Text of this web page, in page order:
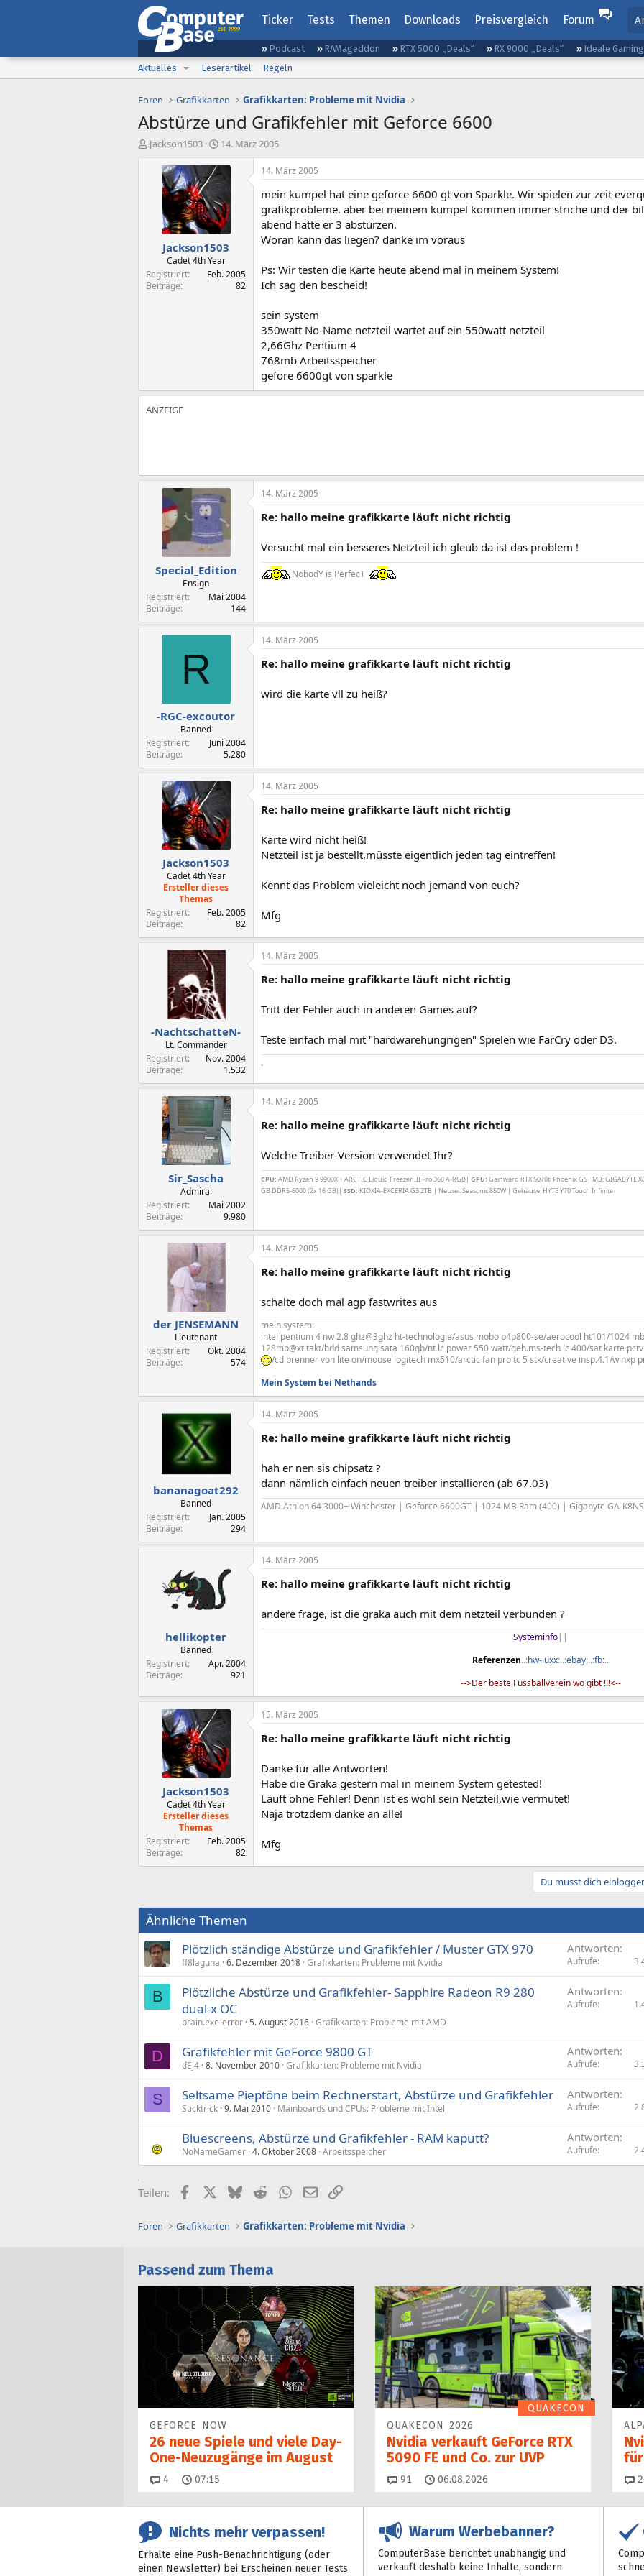
Ticker Tests Themen Downloads Preisvergleich Forum
Podcast RAMageddon RTX 5000 „Deals“ RX 9000 „Deals“ Ideale
Aktuelles
Leserartikel Regeln
Foren Grafikkarten Grafikkarten: Probleme mit Nvidia
Abstürze und Grafikfehler mit Geforce 6600
E
Jackson1503
E
s
t
e
l
l
t
a
m
14. März 2005
Jackson1503
Cadet 4th Year
Registriert
Feb. 2005
Beiträge
82
14. März 2005
mein kumpel hat eine geforce 6600 gt von Sparkle. Wir spielen zur zeit
grafikprobleme. aber bei meinem kumpel kommen immer striche und der
abend hatte er 3 abstürzen.
Woran kann das liegen? danke im voraus
Ps: Wir testen die Karte heute abend mal in meinem System!
Ich sag den bescheid!
sein system
350watt No-Name netzteil wartet auf ein 550watt netzteil
2,66Ghz Pentium 4
768mb Arbeitsspeicher
gefore 6600gt von sparkle
Special_Edition
Ensign
Registriert
Mai 2004
Beiträge
144
14. März 2005
Re: hallo meine grafikkarte läuft nicht richtig
Versucht mal ein besseres Netzteil ich gleub da ist das problem !
NobodY is PerfecT
R
-RGC-excoutor
Banned
Registriert
Juni 2004
Beiträge
5.280
14. März 2005
Re: hallo meine grafikkarte läuft nicht richtig
wird die karte vll zu heiß?
Jackson1503
Cadet 4th Year
Ersteller dieses
Themas
Registriert
Feb. 2005
Beiträge
82
14. März 2005
Re: hallo meine grafikkarte läuft nicht richtig
Karte wird nicht heiß!
Netzteil ist ja bestellt,müsste eigentlich jeden tag eintreffen!
Kennt das Problem vieleicht noch jemand von euch?
Mfg
-NachtschatteN-
Lt. Commander
Registriert
Nov. 2004
Beiträge
1.532
14. März 2005
Re: hallo meine grafikkarte läuft nicht richtig
Tritt der Fehler auch in anderen Games auf?
Teste einfach mal mit "hardwarehungrigen" Spielen wie FarCry oder D3.
.
Sir_Sascha
Admiral
Registriert
Mai 2002
Beiträge
9.980
14. März 2005
Re: hallo meine grafikkarte läuft nicht richtig
Welche Treiber-Version verwendet Ihr?
CPU: AMD Ryzan 9 9900X + ARCTIC Liquid Freezer III Pro 360 A-RGB| GPU: Gainward RTX 5070ti Phoenix GS| MB: GIGABYTE
GB DDR5-6000 (2x 16 GB)| SSD: KIOXIA-EXCERIA G3 2TB | Netztei: Seasonic 850W | Gehäuse: HYTE Y70 Touch Infinite
der JENSEMANN
Lieutenant
Registriert
Okt. 2004
Beiträge
574
14. März 2005
Re: hallo meine grafikkarte läuft nicht richtig
schalte doch mal agp fastwrites aus
mein system:
intel pentium 4 nw 2.8 ghz@3ghz ht-technologie/asus mobo p4p800-se/aerocool ht101/1024
128mb@xt takt/hdd samsung sata 160gb/nt lc power 550 watt/geh.ms-tech lc 400/sat karte
/cd brenner von lite on/mouse logitech mx510/arctic fan pro tc 5 stk/creative insp.4.1/winxp
Mein System bei Nethands
bananagoat292
Banned
Registriert
Jan. 2005
Beiträge
294
14. März 2005
Re: hallo meine grafikkarte läuft nicht richtig
hah er nen sis chipsatz ?
dann nämlich einfach neuen treiber installieren (ab 67.03)
AMD Athlon 64 3000+ Winchester | Geforce 6600GT | 1024 MB Ram (400) | Gigabyte GA-
hellikopter
Banned
Registriert
Apr. 2004
Beiträge
921
14. März 2005
Re: hallo meine grafikkarte läuft nicht richtig
andere frage, ist die graka auch mit dem netzteil verbunden ?
Systeminfo||​
Referenzen..:hw-luxx:..:ebay:..:fb:..​
-->Der beste Fussballverein wo gibt !!!<--​
Jackson1503
Cadet 4th Year
Ersteller dieses
Themas
Registriert
Feb. 2005
Beiträge
82
15. März 2005
Re: hallo meine grafikkarte läuft nicht richtig
Danke für alle Antworten!
Habe die Graka gestern mal in meinem System getested!
Läuft ohne Fehler! Denn ist es wohl sein Netzteil,wie vermutet!
Naja trotzdem danke an alle!
Mfg
Du musst dich
Ähnliche Themen
Plötzlich ständige Abstürze und Grafikfehler / Muster GTX 970
ff8laguna 6. Dezember 2018 Grafikkarten: Probleme mit Nvidia
Antworten
Aufrufe
B
Plötzliche Abstürze und Grafikfehler- Sapphire Radeon R9 280
dual-x OC
brain.exe-error 5. August 2016 Grafikkarten: Probleme mit AMD
Antworten
Aufrufe
D Grafikfehler mit GeForce 9800 GT
dEj4 8. November 2010 Grafikkarten: Probleme mit Nvidia
Antworten
Aufrufe
S Seltsame Pieptöne beim Rechnerstart, Abstürze und Grafikfehler
Sticktrick 9. Mai 2010 Mainboards und CPUs: Probleme mit Intel
Antworten
Aufrufe
Bluescreens, Abstürze und Grafikfehler - RAM kaputt?
NoNameGamer 4. Oktober 2008 Arbeitsspeicher
Antworten
Aufrufe
Teilen: FacebookX (Twitter)
BlueskyRedditWhatsApp
E-MailLink
Foren Grafikkarten Grafikkarten: Probleme mit Nvidia
Passend zum Thema
GEFORCE NOW
26 neue Spiele und viele Day-
One-Neuzugänge im August
4 Kommentare
07:15
QUAKECON
QUAKECON 2026
Nvidia verkauft GeForce RTX
5090 FE und Co. zur UVP
91 Kommentare
06.08.2026
Nichts mehr verpassen!
Erhalte eine Push-Benachrichtigung (oder
einen Newsletter) bei Erscheinen neuer Tests
Warum Werbebanner?
ComputerBase berichtet unabhängig und
verkauft deshalb keine Inhalte, sondern